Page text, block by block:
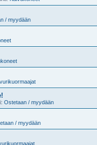
/ myydään
Ostetaan / myydään
/ myydään